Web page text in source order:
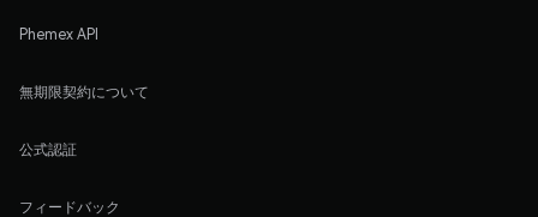
Phemex API
無期限契約について
公式認証
フィードバック